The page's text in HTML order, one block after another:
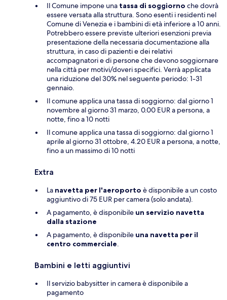
Il Comune impone una tassa di soggiorno che dovrà
essere versata alla struttura. Sono esenti i residenti nel
Comune di Venezia e i bambini di età inferiore a 10 anni.
Potrebbero essere previste ulteriori esenzioni previa
presentazione della necessaria documentazione alla
struttura, in caso di pazienti e dei relativi
accompagnatori e di persone che devono soggiornare
nella città per motivi/doveri specifici. Verrà applicata
una riduzione del 30% nel seguente periodo: 1-31
gennaio.
Il comune applica una tassa di soggiorno: dal giorno 1
novembre al giorno 31 marzo, 0.00 EUR a persona, a
notte, fino a 10 notti
Il comune applica una tassa di soggiorno: dal giorno 1
aprile al giorno 31 ottobre, 4.20 EUR a persona, a notte,
fino a un massimo di 10 notti
Extra
La navetta per l'aeroporto è disponibile a un costo
aggiuntivo di 75 EUR per camera (solo andata).
A pagamento, è disponibile un servizio navetta
dalla stazione
A pagamento, è disponibile una navetta per il
centro commerciale.
Bambini e letti aggiuntivi
Il servizio babysitter in camera è disponibile a
pagamento